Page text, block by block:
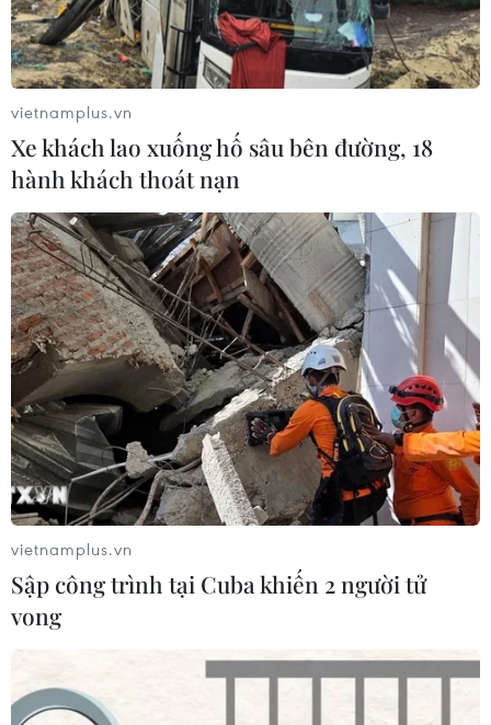
vietnamplus.vn
Xe khách lao xuống hố sâu bên đường, 18
hành khách thoát nạn
vietnamplus.vn
Sập công trình tại Cuba khiến 2 người tử
vong